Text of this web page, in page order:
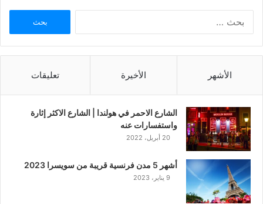
الأشهر الأخيرة تعليقات
الشارع الاحمر في هولندا | الشارع الاكثر إثارة
واستفسارات عنه
20 أبريل، 2022
أشهر 5 مدن فرنسية قريبة من سويسرا 2023
9 يناير، 2023